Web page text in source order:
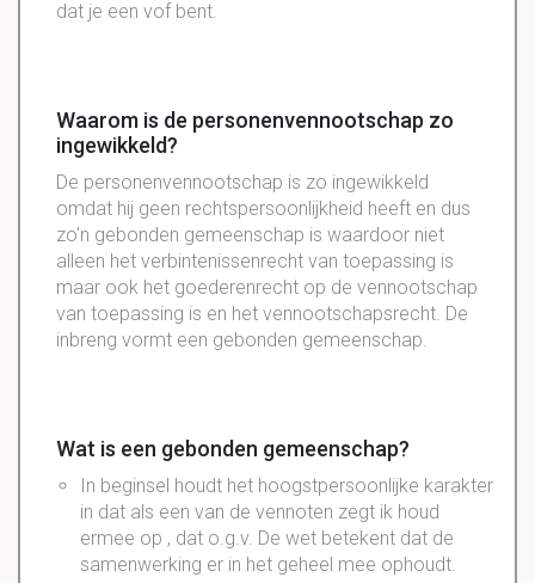
dat je een vof bent.
Waarom is de personenvennootschap zo
ingewikkeld?
De personenvennootschap is zo ingewikkeld
omdat hij geen rechtspersoonlijkheid heeft en dus
zo'n gebonden gemeenschap is waardoor niet
alleen het verbintenissenrecht van toepassing is
maar ook het goederenrecht op de vennootschap
van toepassing is en het vennootschapsrecht. De
inbreng vormt een gebonden gemeenschap.
Wat is een gebonden gemeenschap?
In beginsel houdt het hoogstpersoonlijke karakter
in dat als een van de vennoten zegt ik houd
ermee op , dat o.g.v. De wet betekent dat de
samenwerking er in het geheel mee ophoudt.